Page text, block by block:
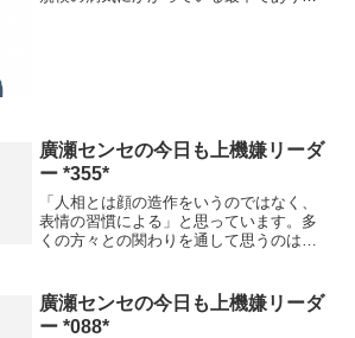
廣瀬センセの今日も上機嫌リーダ
ー *355*
「人相とは顔の造作をいうのではなく、
表情の習慣による」と思っています。多
くの方々との関わりを通して思うのは、
顔で、周りをパッと明るくする様な笑顔
の持ち主です。それは生ま...
廣瀬センセの今日も上機嫌リーダ
ー *088*